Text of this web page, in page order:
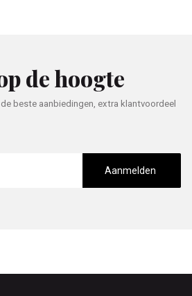
de hoogte
beste aanbiedingen, extra klantvoordeel
Aanmelden